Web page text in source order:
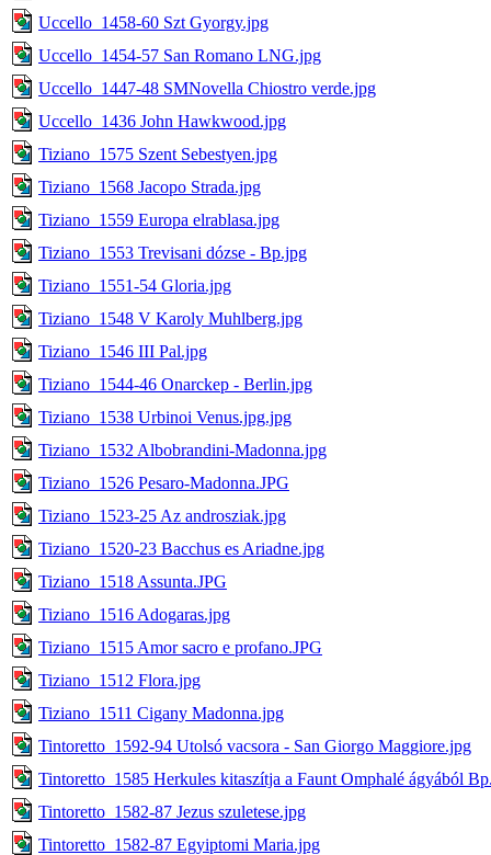
Uccello_1458-60 Szt Gyorgy.jpg
Uccello_1454-57 San Romano LNG.jpg
Uccello_1447-48 SMNovella Chiostro verde.jpg
Uccello_1436 John Hawkwood.jpg
Tiziano_1575 Szent Sebestyen.jpg
Tiziano_1568 Jacopo Strada.jpg
Tiziano_1559 Europa elrablasa.jpg
Tiziano_1553 Trevisani dózse - Bp.jpg
Tiziano_1551-54 Gloria.jpg
Tiziano_1548 V Karoly Muhlberg.jpg
Tiziano_1546 III Pal.jpg
Tiziano_1544-46 Onarckep - Berlin.jpg
Tiziano_1538 Urbinoi Venus.jpg.jpg
Tiziano_1532 Albobrandini-Madonna.jpg
Tiziano_1526 Pesaro-Madonna.JPG
Tiziano_1523-25 Az androsziak.jpg
Tiziano_1520-23 Bacchus es Ariadne.jpg
Tiziano_1518 Assunta.JPG
Tiziano_1516 Adogaras.jpg
Tiziano_1515 Amor sacro e profano.JPG
Tiziano_1512 Flora.jpg
Tiziano_1511 Cigany Madonna.jpg
Tintoretto_1592-94 Utolsó vacsora - San Giorgo Maggiore.jpg
Tintoretto_1585 Herkules kitaszítja a Faunt Omphalé ágyából
Tintoretto_1582-87 Jezus szuletese.jpg
Tintoretto_1582-87 Egyiptomi Maria.jpg